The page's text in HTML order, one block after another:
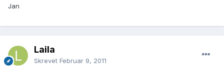
Jan
Laila
Skrevet Februar 9, 2011